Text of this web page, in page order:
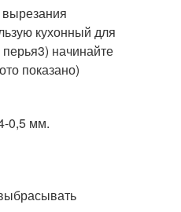
кухонный для
начинайте
показано)
0,5 мм.